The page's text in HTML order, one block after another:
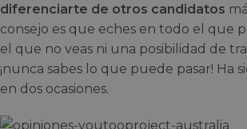
diferenciarte de otros candidatos
consejo es que eches en todo el que
el que no veas ni una posibilidad de
¡nunca sabes lo que puede pasar! Ha
en dos ocasiones.